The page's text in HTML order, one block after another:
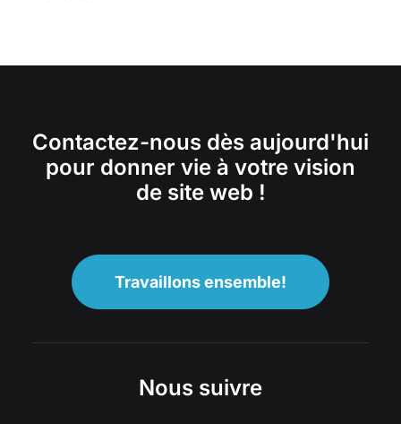
Contactez-nous dès aujourd'hui
pour donner vie à votre vision
de site web !
Travaillons ensemble!
Nous suivre